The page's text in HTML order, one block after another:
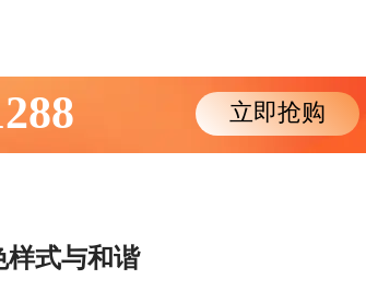
立即抢购
样式与和谐